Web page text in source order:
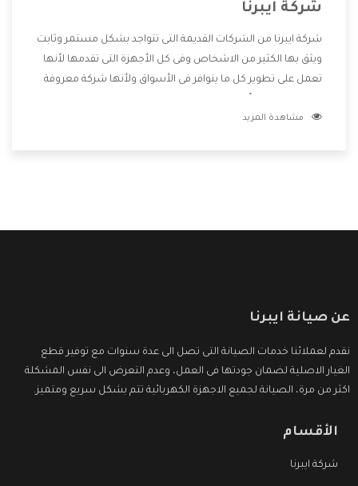
شركة ايبرنا
شركة ايبرنا من الشركات القديمة التى تتواجد بشكل مستمر وثابت
ويثق بها الكثير من الاشخاص وفى كل الأجهزة التى تقدمها لأنها
تعمل على تطوير كل ما يتوافر فى الأسواق ولأنها شركة معروفة
للعملاء أقوى العروض والخصومات التى تسهل على المستهلك
مشاهدة المزيد
عن صيانة ايبرنا
نقدم لعملائنا خدمات الصيانة التى تصل الى عدة سنوات مع توفير قطع
الغيار الاصلية لضمان جودتها فى العمل، وعدم التعرض الى نفس المشكلة
اكثر من مرة، الصيانة لجميع الاجهزة الكهربائية تتم بشكل سريع ومتميز.
الأقسام
شركة ايبرنا